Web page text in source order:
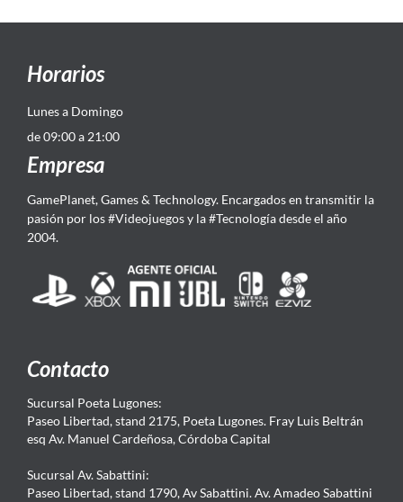
Horarios
Lunes a Domingo
de 09:00 a 21:00
Empresa
GamePlanet, Games & Technology. Encargados en transmitir la
pasión por los #Videojuegos y la #Tecnología desde el año
2004.
Contacto
Sucursal Poeta Lugones:
Paseo Libertad, stand 2175, Poeta Lugones. Fray Luis Beltrán
esq Av. Manuel Cardeñosa, Córdoba Capital
Sucursal Av. Sabattini:
Paseo Libertad, stand 1790, Av Sabattini. Av. Amadeo Sabattini